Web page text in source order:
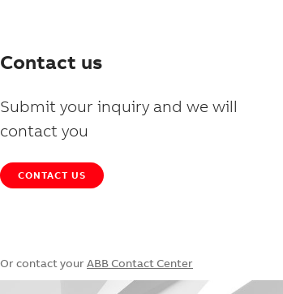
Contact us
Submit your inquiry and we will
contact you
CONTACT US
Or contact your ABB Contact Center